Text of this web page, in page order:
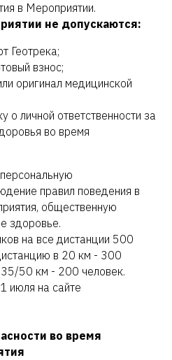
в Мероприятии.
не допускаются:
Геотрека;
взнос;
оригинал медицинской
о личной ответственности за
во время
правил поведения в
общественную
здоровье.
на все дистанции 500
в 20 км - 300
50 км - 200 человек.
июля на сайте
во время